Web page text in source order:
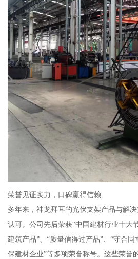
荣誉见证实力，口碑赢得信赖
多年来，神龙拜耳的光伏支架产品与解
认可。公司先后荣获“中国建材行业十大
建筑产品”、“质量信得过产品”、“守合
保建材企业”等多项荣誉称号。这些荣誉